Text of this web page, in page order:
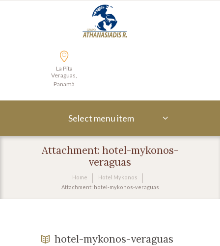
La Pita
Veraguas,
Panamà
Select menu item
Attachment: hotel-mykonos-
veraguas
Home
Hotel Mykonos
Attachment: hotel-mykonos-veraguas
hotel-mykonos-veraguas